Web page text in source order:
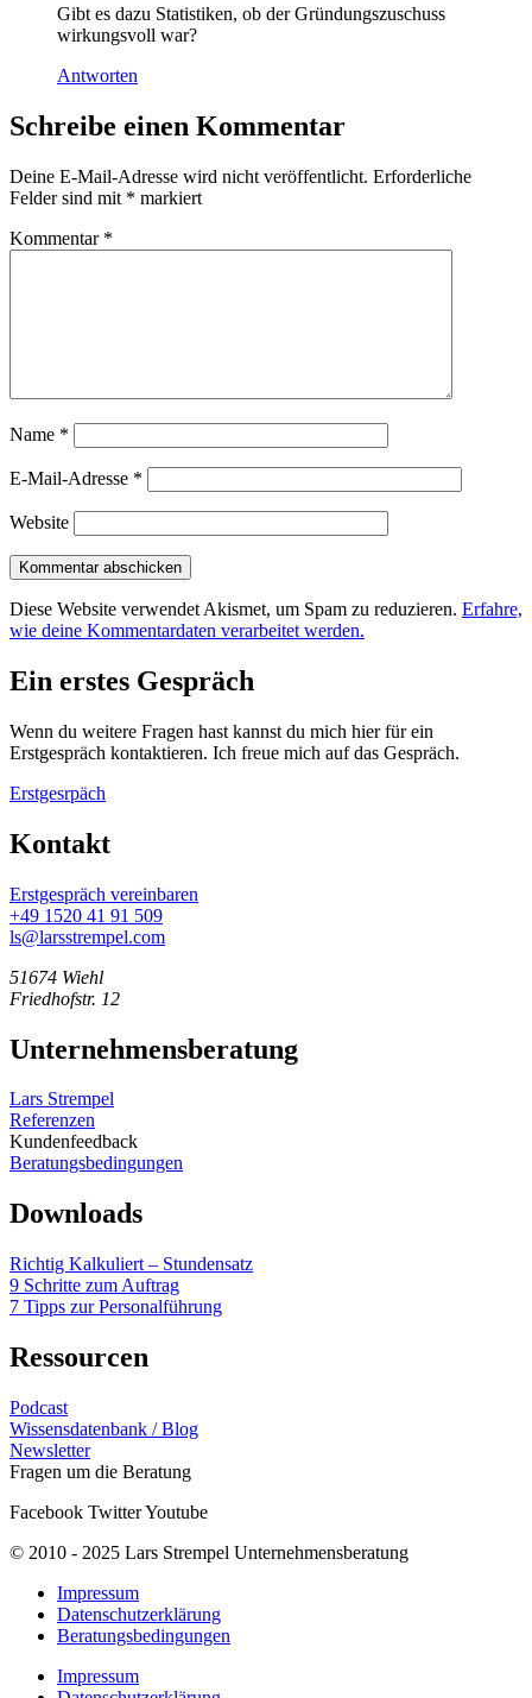
Gibt es dazu Statistiken, ob der Gründungszuschuss
wirkungsvoll war?
Antworten
Schreibe einen Kommentar
Deine E-Mail-Adresse wird nicht veröffentlicht. Erforderliche
Felder sind mit * markiert
Kommentar *
Name *
E-Mail-Adresse *
Website
Diese Website verwendet Akismet, um Spam zu reduzieren. Erfahre,
wie deine Kommentardaten verarbeitet werden.
Ein erstes Gespräch
Wenn du weitere Fragen hast kannst du mich hier für ein
Erstgespräch kontaktieren. Ich freue mich auf das Gespräch.
Erstgesrpäch
Kontakt
Erstgespräch vereinbaren
+49 1520 41 91 509
ls@larsstrempel.com
51674 Wiehl
Friedhofstr. 12
Unternehmensberatung
Lars Strempel
Referenzen
Kundenfeedback
Beratungsbedingungen
Downloads
Richtig Kalkuliert – Stundensatz
9 Schritte zum Auftrag
7 Tipps zur Personalführung
Ressourcen
Podcast
Wissensdatenbank / Blog
Newsletter
Fragen um die Beratung
Facebook TwitterYoutube
© 2010 - 2025 Lars Strempel Unternehmensberatung
Impressum
Datenschutzerklärung
Beratungsbedingungen
Impressum